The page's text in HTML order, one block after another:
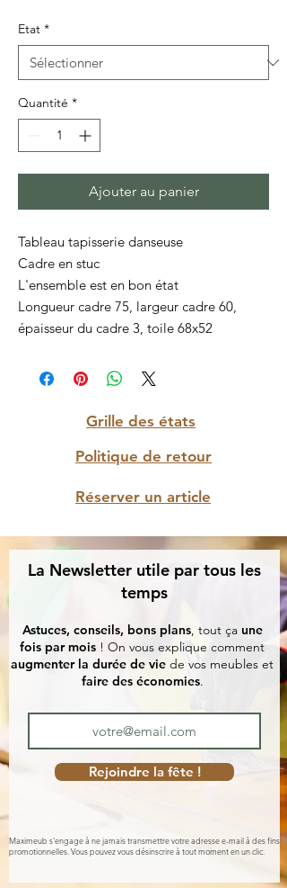
Etat *
Quantité *
Ajouter au panier
Tableau tapisserie danseuse
Cadre en stuc
L'ensemble est en bon état
Longueur cadre 75, largeur cadre 60,
épaisseur du cadre 3, toile 68x52
Grille des états
Politique de retour
Réserver un article
La Newsletter utile par tous les
temps
Astuces, conseils, bons plans, tout ça une
fois par mois ! On vous explique comment
augmenter la durée de vie de vos meubles et
faire des économies.
Rejoindre la fête !
Maximeub s'engage à ne jamais transmettre votre adresse e-mail à des fins
promotionnelles. Vous pouvez vous désinscrire à tout moment en un clic.